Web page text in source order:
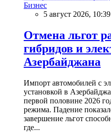
Бизнес
5 август 2026, 10:39
Отмена льгот
гибридов и
Азербайджана
Импорт автомобилей с
установкой в
первой половине 2026
режима. Падение
завершение льгот
где...